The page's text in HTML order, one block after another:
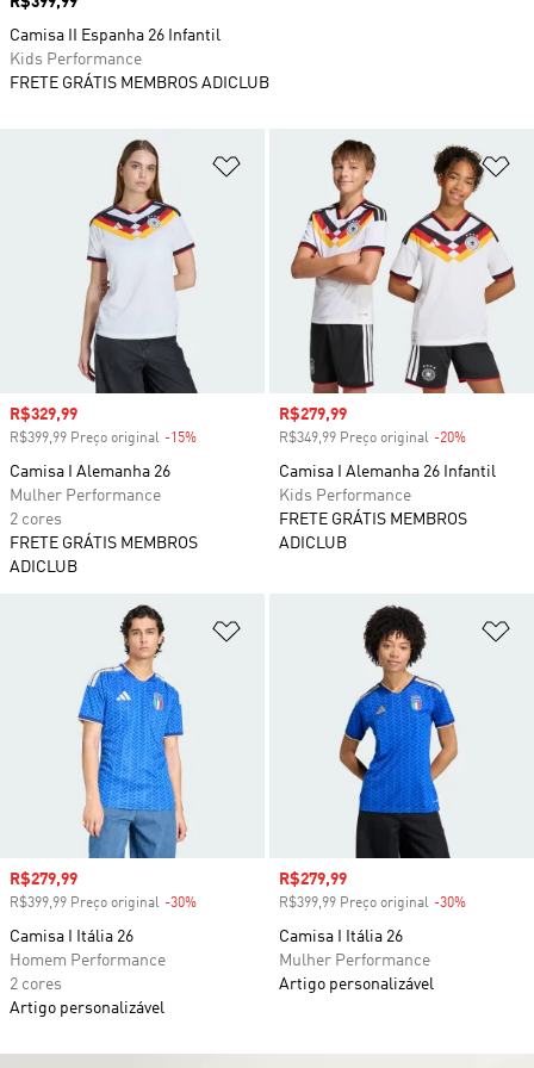
Adicionar à Lista de Desejos
Preço com desconto
R$329,99
R$399,99 Preço original -15%
Camisa I Alemanha 26
Mulher Performance
2 cores
FRETE GRÁTIS MEMBROS
ADICLUB
Preço com desconto
R$279,99
R$349,99 Preço original -20%
Camisa I Alemanha 26 Infantil
Kids Performance
FRETE GRÁTIS MEMBROS
ADICLUB
Adicionar à Lista de Desejos
Preço com desconto
R$279,99
R$399,99 Preço original -30%
Camisa I Itália 26
Homem Performance
2 cores
Artigo personalizável
Preço com desconto
R$279,99
R$399,99 Preço original -30%
Camisa I Itália 26
Mulher Performance
Artigo personalizável
Camisa II Espanha 26 Infantil
Kids Performance
FRETE GRÁTIS MEMBROS ADICLUB